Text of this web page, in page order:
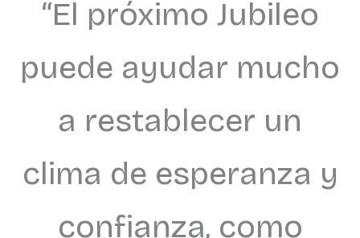
“El próximo Jubileo
puede ayudar mucho
a restablecer un
clima de esperanza y
confianza, como